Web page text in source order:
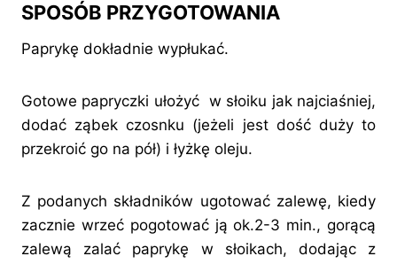
SPOSÓB PRZYGOTOWANIA
Paprykę dokładnie wypłukać.
Gotowe papryczki ułożyć w słoiku jak najciaśniej,
dodać ząbek czosnku (jeżeli jest dość duży to
przekroić go na pół) i łyżkę oleju.
Z podanych składników ugotować zalewę, kiedy
zacznie wrzeć pogotować ją ok.2-3 min., gorącą
zalewą zalać paprykę w słoikach, dodając z